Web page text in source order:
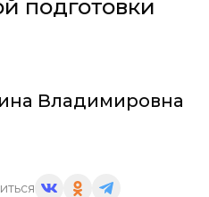
подготовки
Владимировна